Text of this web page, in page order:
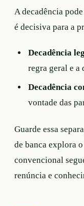
A decadência
é decisiva para a
Decadência
regra geral e a
Decadência
vontade das
Guarde essa
de banca explora
convencional
renúncia e